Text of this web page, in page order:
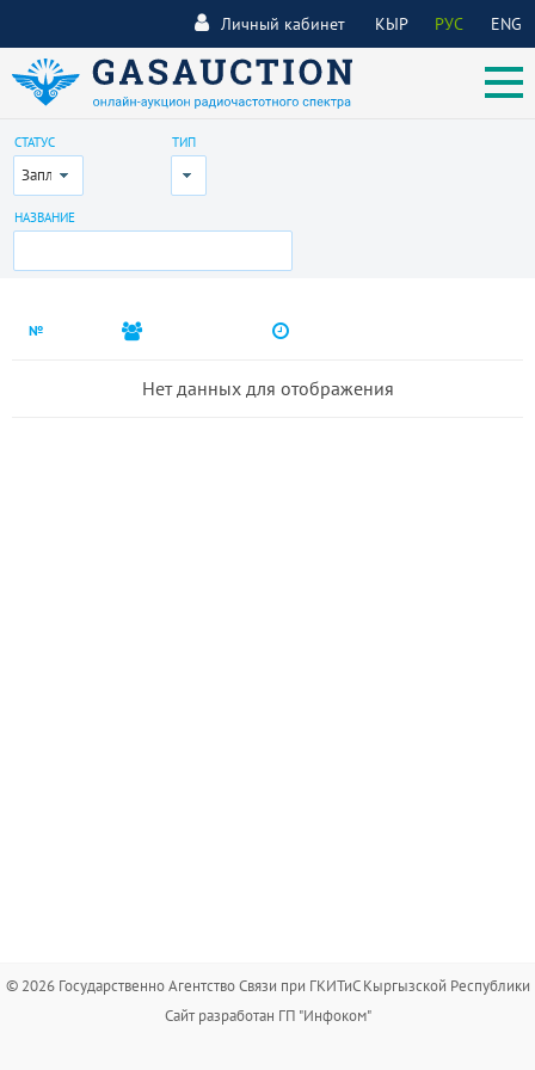
КЫР РУС ENG
Личный кабинет
СТАТУС
Запланирован
ТИП
Все
НАЗВАНИЕ
№
Нет данных для отображения
© 2026 Государственно Агентство Связи при ГКИТиС Кыргызской Республики
Сайт разработан ГП "Инфоком"